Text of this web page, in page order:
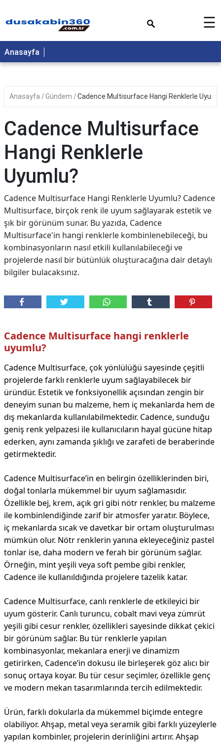
☰
Anasayfa
Anasayfa Gündem Cadence Multisurface Hangi Renklerle
Cadence Multisurface
Hangi Renklerle
Uyumlu?
Cadence Multisurface Hangi Renklerle Uyumlu? Cadence
Multisurface, birçok renk ile uyum sağlayarak estetik ve
şık bir görünüm sunar. Bu yazıda, Cadence
Multisurface'in hangi renklerle kombinlenebileceği, bu
kombinasyonların nasıl etkili kullanılabileceği ve
projelerde nasıl bir bütünlük oluşturacağına dair detaylı
bilgiler bulacaksınız.
Cadence Multisurface hangi renklerle
uyumlu?
Cadence Multisurface, çok yönlülüğü sayesinde çeşitli
projelerde farklı renklerle uyum sağlayabilecek bir
üründür. Estetik ve fonksiyonellik açısından zengin bir
deneyim sunan bu malzeme, hem iç mekanlarda hem de
dış mekanlarda kullanılabilmektedir. Cadence, sunduğu
geniş renk yelpazesi ile kullanıcıların hayal gücüne hitap
ederken, aynı zamanda şıklığı ve zarafeti de beraberinde
getirmektedir.
Cadence Multisurface’in en belirgin özelliklerinden biri,
doğal tonlarla mükemmel bir uyum sağlamasıdır.
Özellikle bej, krem, açık gri gibi nötr renkler, bu malzeme
ile kombinlendiğinde zarif bir atmosfer yaratır. Böylece,
iç mekanlarda sıcak ve davetkar bir ortam oluşturulması
mümkün olur. Nötr renklerin yanına ekleyeceğiniz pastel
tonlar ise, daha modern ve ferah bir görünüm sağlar.
Örneğin, mint yeşili veya soft pembe gibi renkler,
Cadence ile kullanıldığında projelere tazelik katar.
Cadence Multisurface, canlı renklerle de etkileyici bir
uyum gösterir. Canlı turuncu, cobalt mavi veya zümrüt
yeşili gibi cesur renkler, özellikleri sayesinde dikkat çekici
bir görünüm sağlar. Bu tür renklerle yapılan
kombinasyonlar, mekanlara enerji ve dinamizm
getirirken, Cadence’in dokusu ile birleşerek göz alıcı bir
sonuç ortaya koyar. Bu tür cesur seçimler, özellikle genç
ve modern mekan tasarımlarında tercih edilmektedir.
Ürün, farklı dokularla da mükemmel biçimde entegre
olabiliyor. Ahşap, metal veya seramik gibi farklı yüzeylerle
yapılan kombinler, projelerin derinliğini artırır. Ahşap